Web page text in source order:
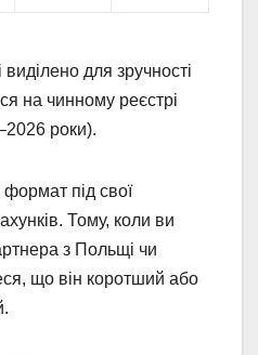
для зручності
на чинному реєстрі
роки).
формат під свої
Тому, коли ви
з Польщі чи
що він коротший або